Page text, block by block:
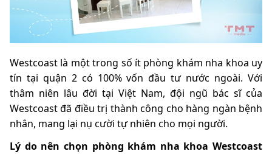
Westcoast là một trong số ít phòng khám nha khoa uy
tín tại quận 2 có 100% vốn đầu tư nước ngoài. Với
thâm niên lâu đời tại Việt Nam, đội ngũ bác sĩ của
Westcoast đã điều trị thành công cho hàng ngàn bệnh
nhân, mang lại nụ cười tự nhiên cho mọi người.
Lý do nên chọn phòng khám nha khoa Westcoast